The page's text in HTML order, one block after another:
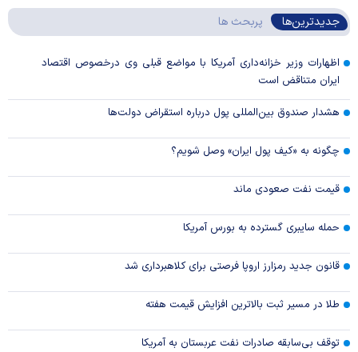
جدیدترین‌ها پربحث ها
اظهارات وزیر خزانه‌داری آمریکا با مواضع قبلی وی درخصوص اقتصاد
ایران متناقض است
هشدار صندوق بین‌المللی پول درباره استقراض دولت‌ها
چگونه به «کیف پول ایران» وصل شویم؟
قیمت نفت صعودی ماند
حمله سایبری گسترده به بورس آمریکا
قانون جدید رمزارز اروپا فرصتی برای کلاهبرداری شد
طلا در مسیر ثبت بالاترین افزایش قیمت هفته
توقف بی‌سابقه صادرات نفت عربستان به آمریکا